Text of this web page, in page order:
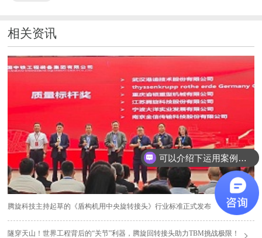
相关资讯
腾旋科技主持起草的《盾构机用中央旋转接头》行业标准正式发布
隧穿天山！世界工程背后的“关节”利器，腾旋回转接头助力TBM挑战极限！